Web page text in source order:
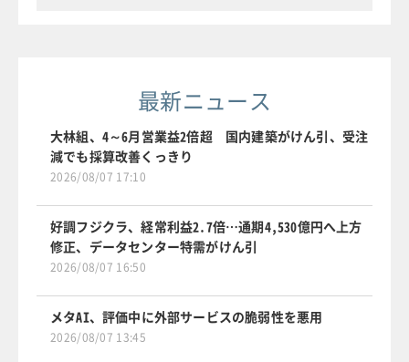
最新ニュース
大林組、4～6月営業益2倍超 国内建築がけん引、受注
減でも採算改善くっきり
2026/08/07 17:10
好調フジクラ、経常利益2.7倍…通期4,530億円へ上方
修正、データセンター特需がけん引
2026/08/07 16:50
メタAI、評価中に外部サービスの脆弱性を悪用
2026/08/07 13:45